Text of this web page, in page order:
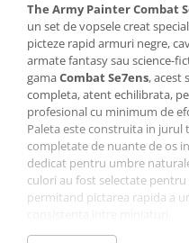
Naruto Shippuden
Sailor Moon
Harry Potter
Star Trek
Fallout
Stranger Things
Collectibles
Retro Arcade – Jocuri,
The Army Painter Combat
un set de vopsele creat
picteze rapid armuri negre,
armate fantasy sau science-
gamaCombat Se7ens, acest
completa, atent echilibrata,
profesional cu minimum de
Paleta este construita in jurul
completate de nuante de os
dedicat pentru umbre
culori au fost selectate
permitand pictarea rapida a
Setul contine5 vopsele